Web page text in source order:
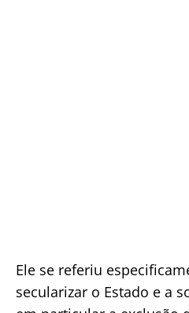
Ele se referiu
secularizar o Estado e a